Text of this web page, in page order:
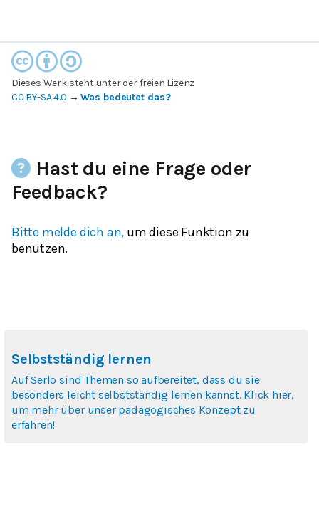
Dieses Werk steht unter der freien Lizenz
CC BY-SA 4.0 →Was bedeutet das?
Hast du eine Frage oder
Feedback?
Bitte melde dich an, um diese Funktion zu
benutzen.
Selbstständig lernen
Auf Serlo sind Themen so aufbereitet, dass du sie
besonders leicht selbstständig lernen kannst. Klick hier,
um mehr über unser pädagogisches Konzept zu
erfahren!